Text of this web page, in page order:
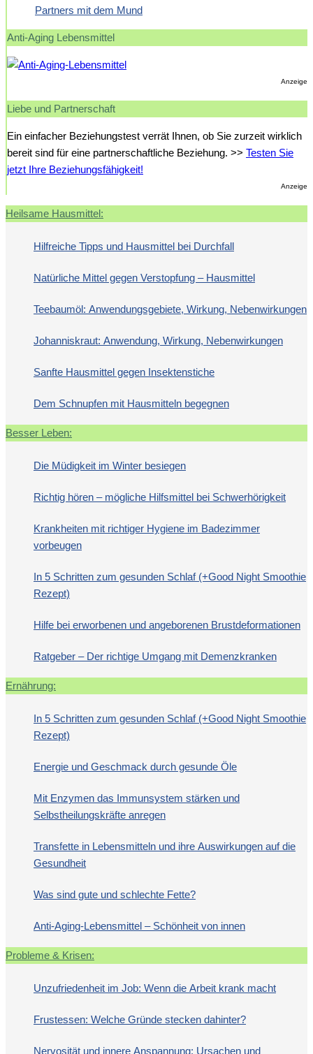
Partners mit dem Mund
Anti-Aging Lebensmittel
Anzeige
Liebe und Partnerschaft
Ein einfacher Beziehungstest verrät Ihnen, ob Sie zurzeit wirklich
bereit sind für eine partnerschaftliche Beziehung. >> Testen Sie
jetzt Ihre Beziehungsfähigkeit!
Anzeige
Heilsame Hausmittel:
Hilfreiche Tipps und Hausmittel bei Durchfall
Natürliche Mittel gegen Verstopfung – Hausmittel
Teebaumöl: Anwendungsgebiete, Wirkung, Nebenwirkungen
Johanniskraut: Anwendung, Wirkung, Nebenwirkungen
Sanfte Hausmittel gegen Insektenstiche
Dem Schnupfen mit Hausmitteln begegnen
Besser Leben:
Die Müdigkeit im Winter besiegen
Richtig hören – mögliche Hilfsmittel bei Schwerhörigkeit
Krankheiten mit richtiger Hygiene im Badezimmer
vorbeugen
In 5 Schritten zum gesunden Schlaf (+Good Night Smoothie
Rezept)
Hilfe bei erworbenen und angeborenen Brustdeformationen
Ratgeber – Der richtige Umgang mit Demenzkranken
Ernährung:
In 5 Schritten zum gesunden Schlaf (+Good Night Smoothie
Rezept)
Energie und Geschmack durch gesunde Öle
Mit Enzymen das Immunsystem stärken und
Selbstheilungskräfte anregen
Transfette in Lebensmitteln und ihre Auswirkungen auf die
Gesundheit
Was sind gute und schlechte Fette?
Anti-Aging-Lebensmittel – Schönheit von innen
Probleme & Krisen:
Unzufriedenheit im Job: Wenn die Arbeit krank macht
Frustessen: Welche Gründe stecken dahinter?
Nervosität und innere Anspannung: Ursachen und